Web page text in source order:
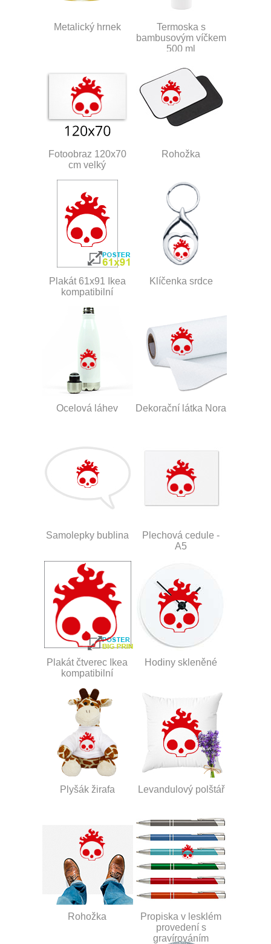
Metalický hrnek
Termoska s
bambusovým víčkem
500 ml
Fotoobraz 120x70
cm velký
Rohožka
Plakát 61x91 Ikea
kompatibilní
Klíčenka srdce
Ocelová láhev Dekorační látka Nora
Samolepky bublina
Plechová cedule -
A5
Plakát čtverec Ikea
kompatibilní
Hodiny skleněné
Plyšák žirafa Levandulový polštář
Rohožka
Propiska v lesklém
provedení s
gravírováním